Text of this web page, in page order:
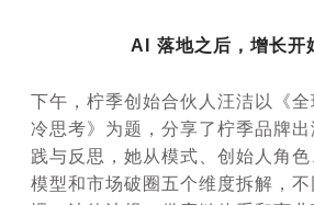
AI 落地之后，增长开
下午，柠季创始合伙人汪洁以《
冷思考》为题，分享了柠季品牌
践与反思，她从模式、创始人角
模型和市场破圈五个维度拆解，